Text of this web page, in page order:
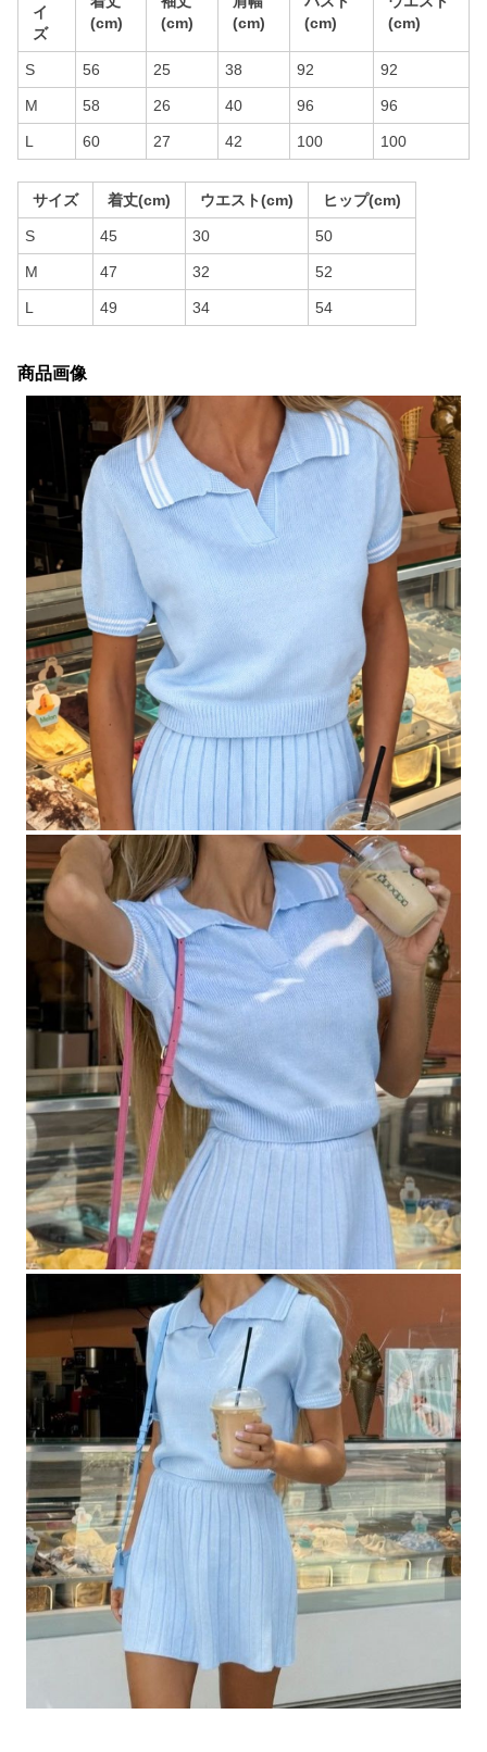
イ
ズ
(cm)
(cm)
(cm)
(cm)
(cm)
S 56 25 38 92 92
M 58 26 40 96 96
L 60 27 42 100 100
サイズ 着丈(cm) ウエスト(cm) ヒップ(cm)
S 45 30 50
M 47 32 52
L 49 34 54
商品画像